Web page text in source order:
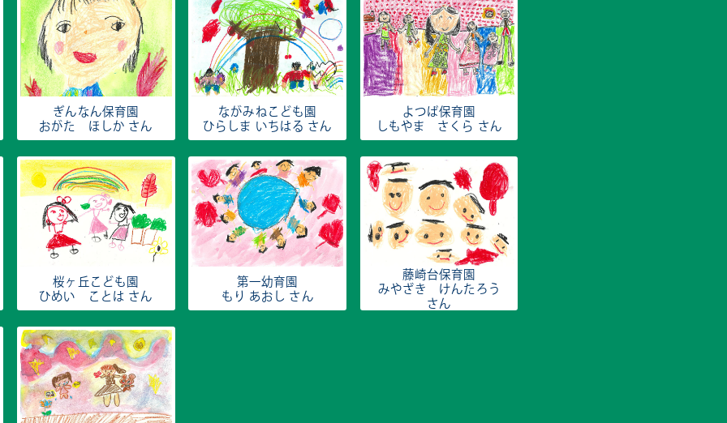
ぎんなん保育園
おがた ほしか さん
ながみねこども園
ひらしま いちはる さん
よつば保育園
しもやま さくら さん
桜ヶ丘こども園
ひめい ことは さん
第一幼育園
もり あおし さん
藤崎台保育園
みやざき けんたろう
さん